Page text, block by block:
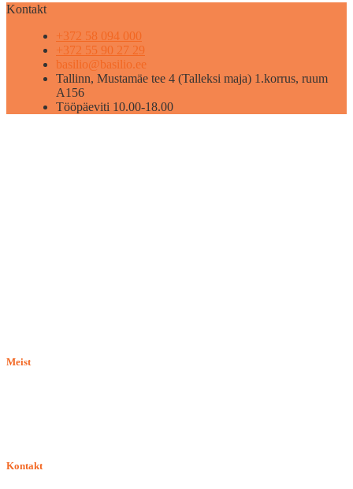
Kontakt
+372 58 094 000
+372 55 90 27 29
basilio@basilio.ee
Tallinn, Mustamäe tee 4 (Talleksi maja) 1.korrus, ruum
A156
Tööpäeviti 10.00-18.00
Meist
Kontakt